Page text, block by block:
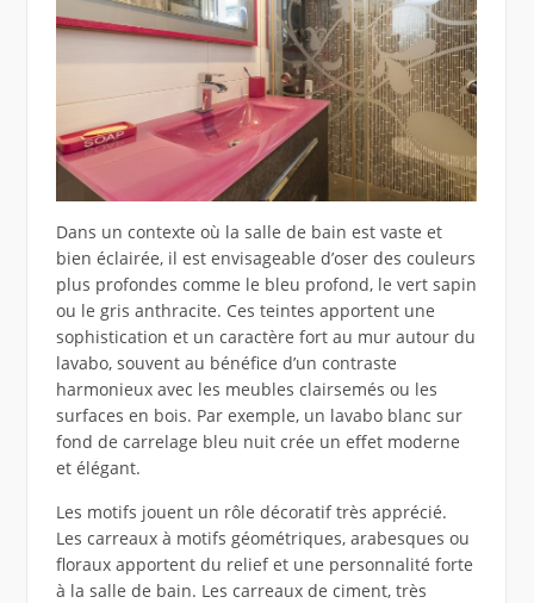
Dans un contexte où la salle de bain est vaste et
bien éclairée, il est envisageable d’oser des couleurs
plus profondes comme le bleu profond, le vert sapin
ou le gris anthracite. Ces teintes apportent une
sophistication et un caractère fort au mur autour du
lavabo, souvent au bénéfice d’un contraste
harmonieux avec les meubles clairsemés ou les
surfaces en bois. Par exemple, un lavabo blanc sur
fond de carrelage bleu nuit crée un effet moderne
et élégant.
Les motifs jouent un rôle décoratif très apprécié.
Les carreaux à motifs géométriques, arabesques ou
floraux apportent du relief et une personnalité forte
à la salle de bain. Les carreaux de ciment, très